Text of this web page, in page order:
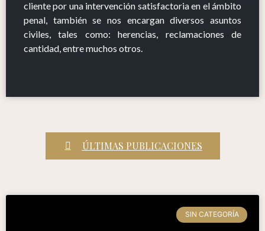
cliente por una intervención satisfactoria en el ámbito
penal, también se nos encargan diversos asuntos
civiles, tales como: herencias, reclamaciones de
cantidad, entre muchos otros.
ÚLTIMAS PUBLICACIONES
SIN CATEGORÍA